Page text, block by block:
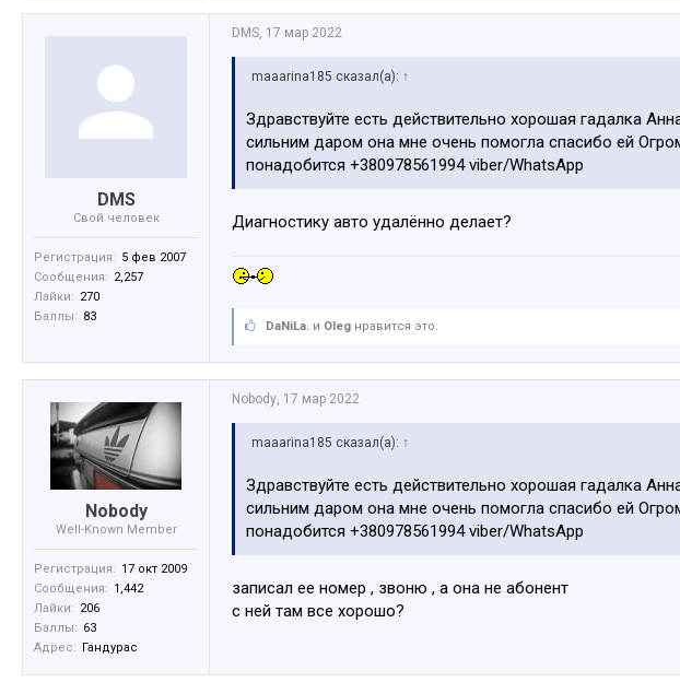
DMS
Свой человек
Регистрация: 5 фев 2007
Сообщения: 2,257
Лайки: 270
Баллы: 83
DMS, 17 мар 2022
maaarina185 сказал(а): ↑
Здравствуйте есть действительно хорошая гадалка
сильним даром она мне очень помогла спасибо ей
понадобится +380978561994 viber/WhatsApp
Диагностику авто удалённо делает?
DaNiLa. и Oleg нравится это.
Nobody
Well-Known Member
Регистрация: 17 окт 2009
Сообщения: 1,442
Лайки: 206
Баллы: 63
Адрес:
Гандурас
Nobody, 17 мар 2022
maaarina185 сказал(а): ↑
Здравствуйте есть действительно хорошая гадалка
сильним даром она мне очень помогла спасибо ей
понадобится +380978561994 viber/WhatsApp
записал ее номер , звоню , а она не абонент
с ней там все хорошо?